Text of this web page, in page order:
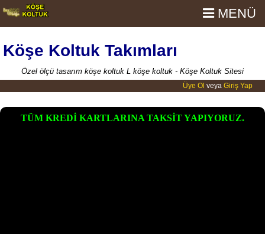
Köşe Koltuk Takımları
MENÜ
Özel ölçü tasarım köşe koltuk L köşe koltuk - Köşe Koltuk Sitesi
Üye Ol veya Giriş Yap
TÜM KREDİ KARTLARINA TAKSİT YAPIYORUZ.